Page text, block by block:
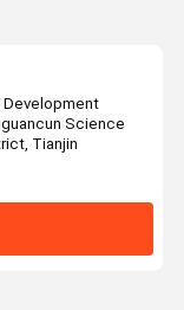
Development
Science
Tianjin